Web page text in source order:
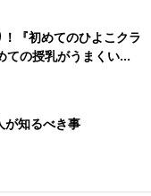
『初めてのひよこクラ
ての授乳がうまくい
夏のトラブル 解決テ
が知るべき事